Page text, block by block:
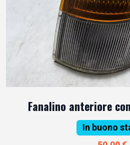
Fanalino anteriore
In buono